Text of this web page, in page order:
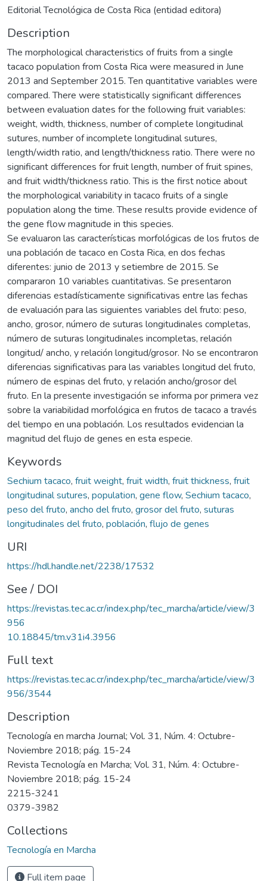
Editorial Tecnológica de Costa Rica (entidad editora)
Description
The morphological characteristics of fruits from a single
tacaco population from Costa Rica were measured in June
2013 and September 2015. Ten quantitative variables were
compared. There were statistically significant differences
between evaluation dates for the following fruit variables:
weight, width, thickness, number of complete longitudinal
sutures, number of incomplete longitudinal sutures,
length/width ratio, and length/thickness ratio. There were no
significant differences for fruit length, number of fruit spines,
and fruit width/thickness ratio. This is the first notice about
the morphological variability in tacaco fruits of a single
population along the time. These results provide evidence of
the gene flow magnitude in this species.
Se evaluaron las características morfológicas de los frutos de
una población de tacaco en Costa Rica, en dos fechas
diferentes: junio de 2013 y setiembre de 2015. Se
compararon 10 variables cuantitativas. Se presentaron
diferencias estadísticamente significativas entre las fechas
de evaluación para las siguientes variables del fruto: peso,
ancho, grosor, número de suturas longitudinales completas,
número de suturas longitudinales incompletas, relación
longitud/ ancho, y relación longitud/grosor. No se encontraron
diferencias significativas para las variables longitud del fruto,
número de espinas del fruto, y relación ancho/grosor del
fruto. En la presente investigación se informa por primera vez
sobre la variabilidad morfológica en frutos de tacaco a través
del tiempo en una población. Los resultados evidencian la
magnitud del flujo de genes en esta especie.
Keywords
Sechium tacaco, fruit weight, fruit width, fruit thickness, fruit
longitudinal sutures, population, gene flow, Sechium tacaco,
peso del fruto, ancho del fruto, grosor del fruto, suturas
longitudinales del fruto, población, flujo de genes
URI
https://hdl.handle.net/2238/17532
See / DOI
https://revistas.tec.ac.cr/index.php/tec_marcha/article/view/3
956
10.18845/tm.v31i4.3956
Full text
https://revistas.tec.ac.cr/index.php/tec_marcha/article/view/3
956/3544
Description
Tecnología en marcha Journal; Vol. 31, Núm. 4: Octubre-
Noviembre 2018; pág. 15-24
Revista Tecnología en Marcha; Vol. 31, Núm. 4: Octubre-
Noviembre 2018; pág. 15-24
2215-3241
0379-3982
Collections
Tecnología en Marcha
Full item page